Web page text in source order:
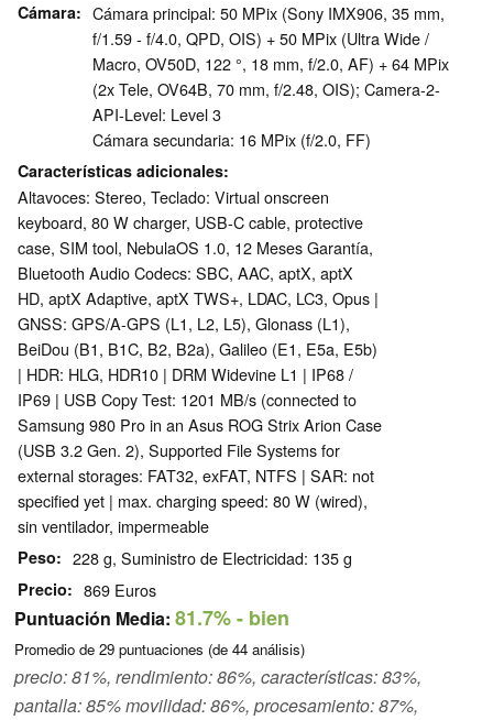
Cámara
Cámara principal: 50 MPix (Sony IMX906, 35 mm,
f/1.59 - f/4.0, QPD, OIS) + 50 MPix (Ultra Wide /
Macro, OV50D, 122 °, 18 mm, f/2.0, AF) + 64 MPix
(2x Tele, OV64B, 70 mm, f/2.48, OIS); Camera-2-
API-Level: Level 3
Cámara secundaria: 16 MPix (f/2.0, FF)
Características adicionales
Altavoces: Stereo, Teclado: Virtual onscreen
keyboard, 80 W charger, USB-C cable, protective
case, SIM tool, NebulaOS 1.0, 12 Meses Garantía,
Bluetooth Audio Codecs: SBC, AAC, aptX, aptX
HD, aptX Adaptive, aptX TWS+, LDAC, LC3, Opus |
GNSS: GPS/A-GPS (L1, L2, L5), Glonass (L1),
BeiDou (B1, B1C, B2, B2a), Galileo (E1, E5a, E5b)
| HDR: HLG, HDR10 | DRM Widevine L1 | IP68 /
IP69 | USB Copy Test: 1201 MB/s (connected to
Samsung 980 Pro in an Asus ROG Strix Arion Case
(USB 3.2 Gen. 2), Supported File Systems for
external storages: FAT32, exFAT, NTFS | SAR: not
specified yet | max. charging speed: 80 W (wired),
sin ventilador, impermeable
Peso 228 g, Suministro de Electricidad: 135 g
Precio 869 Euros
Puntuación Media: 81.7%- bien
Promedio de 29 puntuaciones (de 44 análisis)
precio: 81%, rendimiento: 86%, características: 83%,
pantalla: 85% movilidad: 86%, procesamiento: 87%,